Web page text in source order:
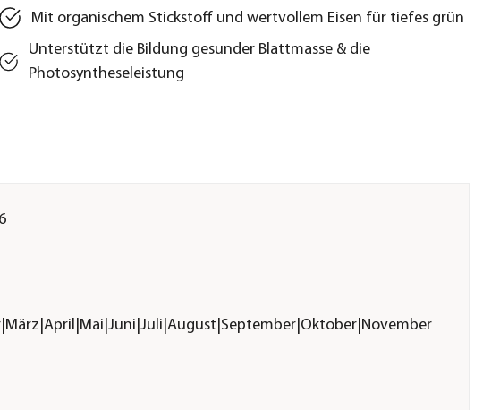
Mit organischem Stickstoff und wertvollem Eisen für tiefes grün
Unterstützt die Bildung gesunder Blattmasse & die
Photosyntheseleistung